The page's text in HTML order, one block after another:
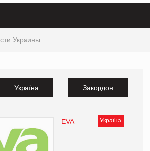
Украины
Україна Закордон
Україна
EVA